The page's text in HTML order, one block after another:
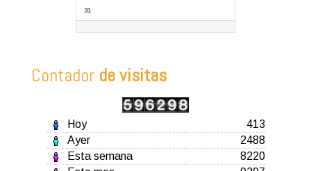
31
Contador de visitas
Hoy
413
Ayer
2488
Esta semana
8220